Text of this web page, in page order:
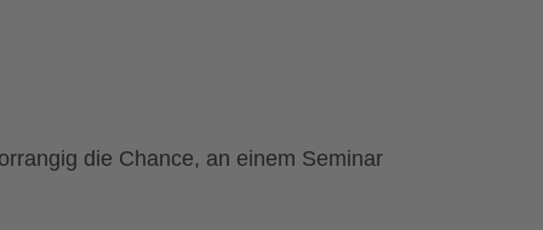
die Chance, an einem Seminar